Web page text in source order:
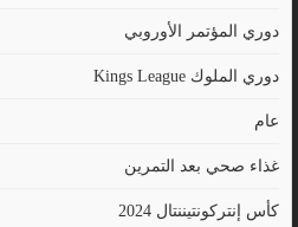
دوري المؤتمر الأوروبي
دوري الملوك Kings League
عام
غذاء صحي بعد التمرين
كأس إنتركونتيننتال 2024